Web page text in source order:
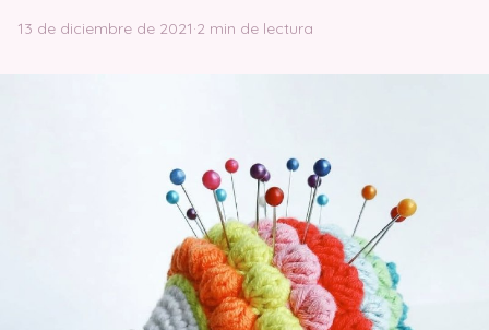
13 de diciembre de 2021·2 min de lectura